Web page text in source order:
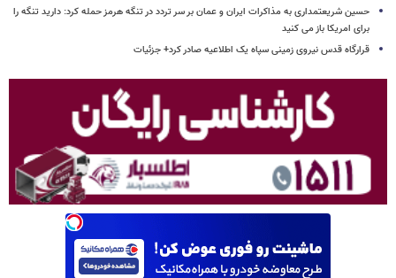
حسین شریعتمداری به مذاکرات ایران و عمان بر سر تردد در تنگه هرمز حمله کرد: دارید تنگه را
برای امریکا باز می کنید
قرارگاه قدس نیروی زمینی سپاه یک اطلاعیه صادر کرد+ جزئیات